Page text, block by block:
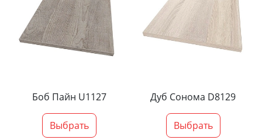
Боб Пайн U1127
Выбрать
Дуб Сонома D8129
Выбрать